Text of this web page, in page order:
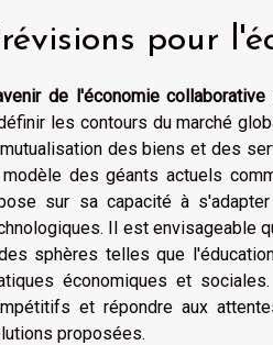
pour
de l'économie collaborative
les contours du marché
des biens et des
des géants actuels
sur sa capacité à
Il est envisageable
sphères telles que
économiques et
et répondre aux
proposées.